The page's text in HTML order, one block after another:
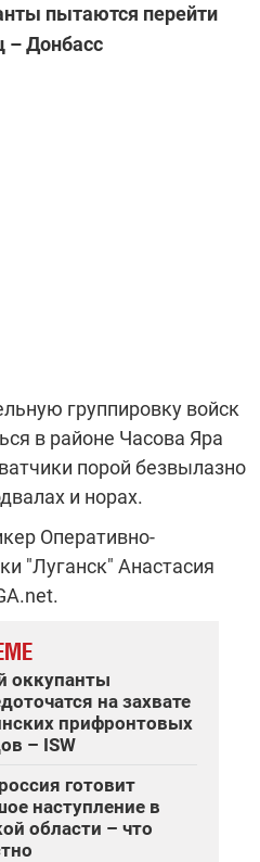
пытаются перейти
– Донбасс
группировку войск
в районе Часова Яра
порой безвылазно
и норах.
Оперативно-
"Луганск" Анастасия
оккупанты
на захвате
прифронтовых
– ISW
готовит
наступление в
области – что